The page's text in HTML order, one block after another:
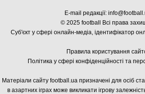
E-mail редакції:
© 2025 football Всі права
Суб'єкт у сфері онлайн-медіа, ідентифікатор
Правила користування
Політика у сфері конфіденційності та
Матеріали сайту football.ua призначені для осіб
в азартних іграх може викликати ігрову